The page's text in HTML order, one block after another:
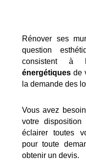
Rénover ses
question
consistent à
énergétiquesde
la demande des
Vous avez
votre
éclairer toutes
pour toute
obtenir un devis.